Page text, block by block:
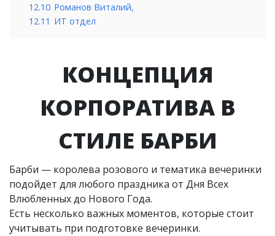
12.10 Романов Виталий,
12.11 ИТ отдел
КОНЦЕПЦИЯ
КОРПОРАТИВА В
СТИЛЕ БАРБИ
Барби — королева розового и тематика вечеринки
подойдет для любого праздника от Дня Всех
Влюбленных до Нового Года.
Есть несколько важных моментов, которые стоит
учитывать при подготовке вечеринки.